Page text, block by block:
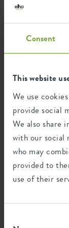
Consent
This website
We use
provide social
We also share
with our social
who may
provided to
use of their